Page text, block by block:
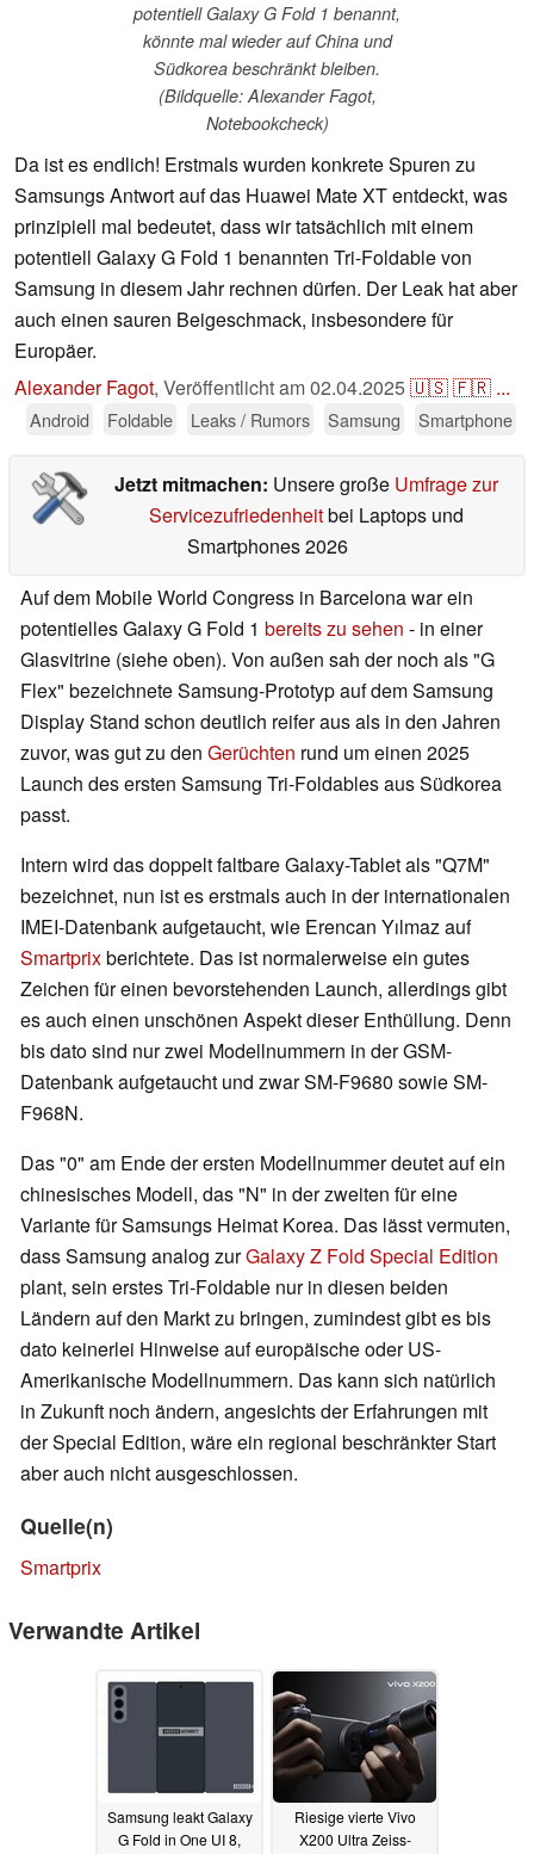
potentiell Galaxy G Fold 1 benannt,
könnte mal wieder auf China und
Südkorea beschränkt bleiben.
(Bildquelle: Alexander Fagot,
Notebookcheck)
Da ist es endlich! Erstmals wurden konkrete Spuren zu
Samsungs Antwort auf das Huawei Mate XT entdeckt, was
prinzipiell mal bedeutet, dass wir tatsächlich mit einem
potentiell Galaxy G Fold 1 benannten Tri-Foldable von
Samsung in diesem Jahr rechnen dürfen. Der Leak hat aber
auch einen sauren Beigeschmack, insbesondere für
Europäer.
Alexander Fagot, Veröffentlicht am02.04.2025🇺🇸🇫🇷 ...
Android Foldable Leaks / Rumors Samsung Smartphone
Jetzt mitmachen: Unsere große Umfrage zur
Servicezufriedenheitbei Laptops und
Smartphones 2026
Auf dem Mobile World Congress in Barcelona war ein
potentielles Galaxy G Fold 1 bereits zu sehen - in einer
Glasvitrine (siehe oben). Von außen sah der noch als "G
Flex" bezeichnete Samsung-Prototyp auf dem Samsung
Display Stand schon deutlich reifer aus als in den Jahren
zuvor, was gut zu den Gerüchten rund um einen 2025
Launch des ersten Samsung Tri-Foldables aus Südkorea
passt.
Intern wird das doppelt faltbare Galaxy-Tablet als "Q7M"
bezeichnet, nun ist es erstmals auch in der internationalen
IMEI-Datenbank aufgetaucht, wie Erencan Yılmaz auf
Smartprixberichtete. Das ist normalerweise ein gutes
Zeichen für einen bevorstehenden Launch, allerdings gibt
es auch einen unschönen Aspekt dieser Enthüllung. Denn
bis dato sind nur zwei Modellnummern in der GSM-
Datenbank aufgetaucht und zwar SM-F9680 sowie SM-
F968N.
Das "0" am Ende der ersten Modellnummer deutet auf ein
chinesisches Modell, das "N" in der zweiten für eine
Variante für Samsungs Heimat Korea. Das lässt vermuten,
dass Samsung analog zurGalaxy Z Fold Special Edition
plant, sein erstes Tri-Foldable nur in diesen beiden
Ländern auf den Markt zu bringen, zumindest gibt es bis
dato keinerlei Hinweise auf europäische oder US-
Amerikanische Modellnummern. Das kann sich natürlich
in Zukunft noch ändern, angesichts der Erfahrungen mit
der Special Edition, wäre ein regional beschränkter Start
aber auch nicht ausgeschlossen.
Quelle(n)
Smartprix
Verwandte Artikel
Samsung leakt Galaxy
G Fold in One UI 8,
Riesige vierte Vivo
X200 Ultra Zeiss-